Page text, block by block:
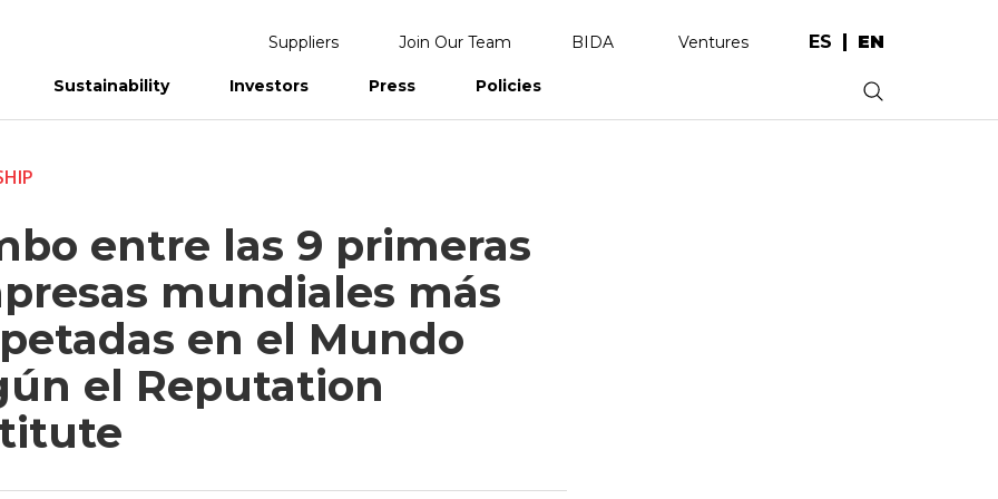
Suppliers Join Our Team BIDA Ventures ES EN
Sustainability Investors Press Policies .
entre las 9 primeras
mundiales más
en el Mundo
el Reputation